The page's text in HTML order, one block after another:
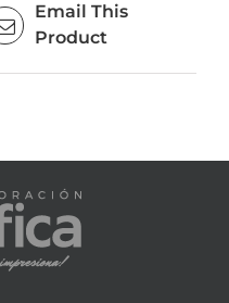
Email This
Product